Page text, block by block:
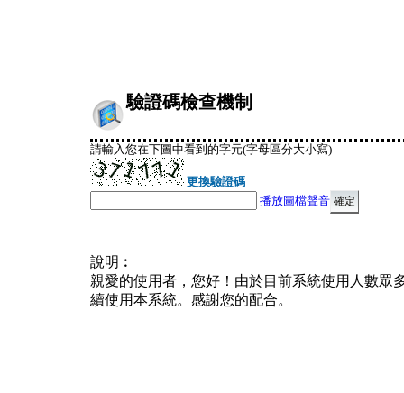
驗證碼檢查機制
請輸入您在下圖中看到的字元(字母區分大小寫)
更換驗證碼
播放圖檔聲音
說明︰
親愛的使用者，您好！由於目前系統使用人數眾
續使用本系統。感謝您的配合。